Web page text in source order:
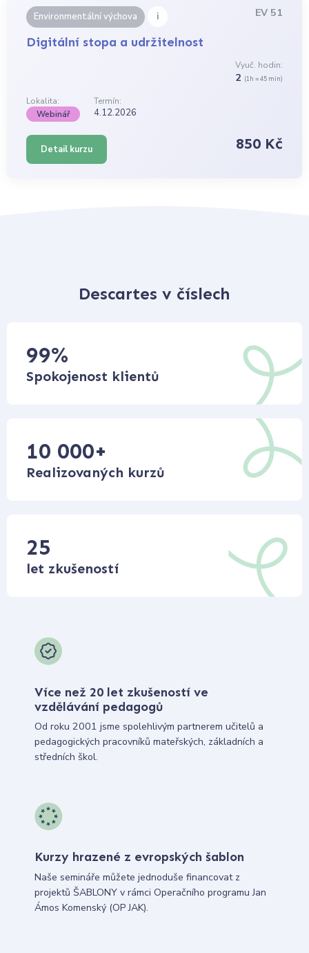
Environmentální výchova i EV 51
Digitální stopa a udržitelnost
Vyuč. hodin:
2 (1h = 45 min)
Lokalita:
Termín:
Webinář
4.12.2026
Detail kurzu 850 Kč
Descartes v číslech
99%
Spokojenost klientů
10 000+
Realizovaných kurzů
25
let zkušeností
Více než 20 let zkušeností ve
vzdělávání pedagogů
Od roku 2001 jsme spolehlivým partnerem učitelů a
pedagogických pracovníků mateřských, základních a
středních škol.
Kurzy hrazené z evropských šablon
Naše semináře můžete jednoduše financovat z
projektů ŠABLONY v rámci Operačního programu Jan
Ámos Komenský (OP JAK).